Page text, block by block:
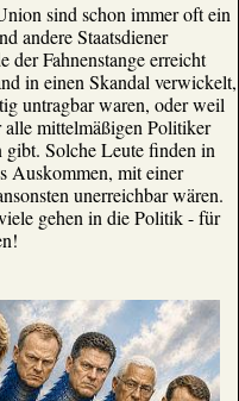
sind schon immer oft ein
andere Staatsdiener
der Fahnenstange erreicht
in einen Skandal verwickelt,
untragbar waren, oder weil
alle mittelmäßigen Politiker
Solche Leute finden in
Auskommen, mit einer
unerreichbar wären.
gehen in die Politik - für